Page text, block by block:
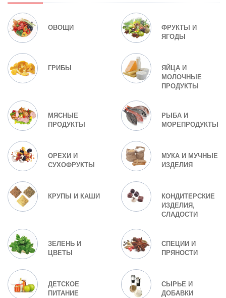
ОВОЩИ
ФРУКТЫ И
ЯГОДЫ
ГРИБЫ
ЯЙЦА И
МОЛОЧНЫЕ
ПРОДУКТЫ
МЯСНЫЕ
ПРОДУКТЫ
РЫБА И
МОРЕПРОДУКТЫ
ОРЕХИ И
СУХОФРУКТЫ
МУКА И МУЧНЫЕ
ИЗДЕЛИЯ
КРУПЫ И КАШИ
КОНДИТЕРСКИЕ
ИЗДЕЛИЯ,
СЛАДОСТИ
ЗЕЛЕНЬ И
ЦВЕТЫ
СПЕЦИИ И
ПРЯНОСТИ
ДЕТСКОЕ
ПИТАНИЕ
СЫРЬЕ И
ДОБАВКИ